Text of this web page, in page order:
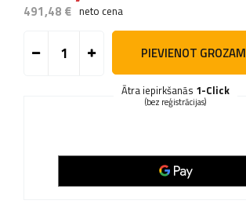
491,48 € neto cena
PIEVIENOT GROZAM
Ātra iepirkšanās 1-Click
(bez reģistrācijas)